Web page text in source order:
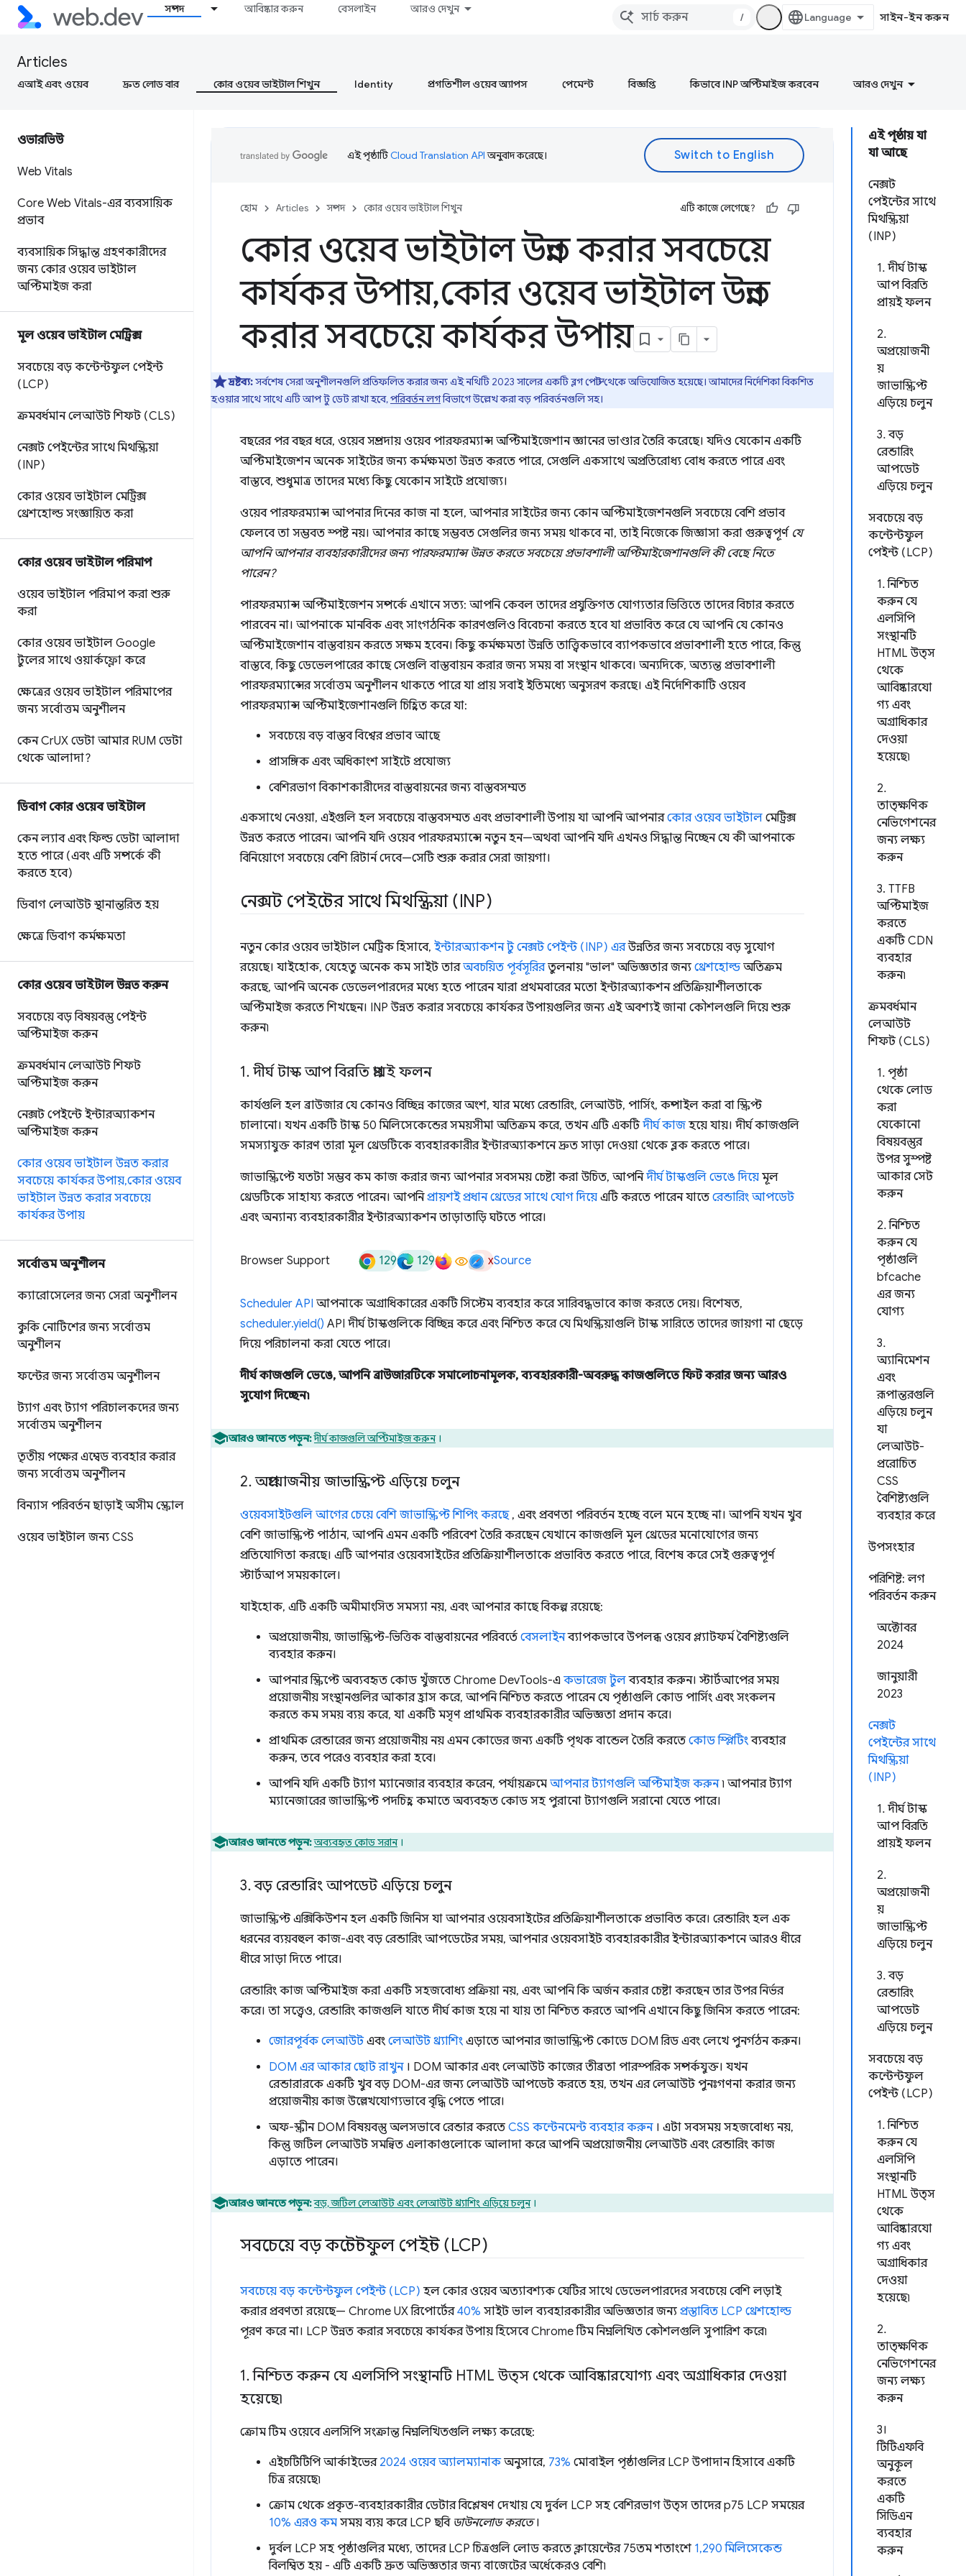
সম্পদ আবিষ্কার করুন বেসলাইন আরও দেখুন
/ সাইন-ইন করুন
Articles
এআই এবং ওয়েব দ্রুত লোড বার কোর ওয়েব ভাইটাল শিখুন Identity প্রগতিশীল ওয়েব অ্যাপস পেমেন্ট বিজ্ঞপ্তি কিভাবে INP অপ্টিমাইজ করবেন আরও দেখুন
ওভারভিউ
Web Vitals
Core Web Vitals-এর ব্যবসায়িক
প্রভাব
ব্যবসায়িক সিদ্ধান্ত গ্রহণকারীদের
জন্য কোর ওয়েব ভাইটাল
অপ্টিমাইজ করা
মূল ওয়েব ভাইটাল মেট্রিক্স
সবচেয়ে বড় কন্টেন্টফুল পেইন্ট
(LCP)
ক্রমবর্ধমান লেআউট শিফট (CLS)
নেক্সট পেইন্টের সাথে মিথস্ক্রিয়া
(INP)
কোর ওয়েব ভাইটাল মেট্রিক্স
থ্রেশহোল্ড সংজ্ঞায়িত করা
কোর ওয়েব ভাইটাল পরিমাপ
ওয়েব ভাইটাল পরিমাপ করা শুরু
করা
কোর ওয়েব ভাইটাল Google
টুলের সাথে ওয়ার্কফ্লো করে
ক্ষেত্রের ওয়েব ভাইটাল পরিমাপের
জন্য সর্বোত্তম অনুশীলন
কেন CrUX ডেটা আমার RUM ডেটা
থেকে আলাদা?
ডিবাগ কোর ওয়েব ভাইটাল
কেন ল্যাব এবং ফিল্ড ডেটা আলাদা
হতে পারে (এবং এটি সম্পর্কে কী
করতে হবে)
ডিবাগ লেআউট স্থানান্তরিত হয়
ক্ষেত্রে ডিবাগ কর্মক্ষমতা
কোর ওয়েব ভাইটাল উন্নত করুন
সবচেয়ে বড় বিষয়বস্তু পেইন্ট
অপ্টিমাইজ করুন
ক্রমবর্ধমান লেআউট শিফট
অপ্টিমাইজ করুন
নেক্সট পেইন্টে ইন্টারঅ্যাকশন
অপ্টিমাইজ করুন
কোর ওয়েব ভাইটাল উন্নত করার
সবচেয়ে কার্যকর উপায়,কোর ওয়েব
ভাইটাল উন্নত করার সবচেয়ে
কার্যকর উপায়
সর্বোত্তম অনুশীলন
ক্যারোসেলের জন্য সেরা অনুশীলন
কুকি নোটিশের জন্য সর্বোত্তম
অনুশীলন
ফন্টের জন্য সর্বোত্তম অনুশীলন
ট্যাগ এবং ট্যাগ পরিচালকদের জন্য
সর্বোত্তম অনুশীলন
তৃতীয় পক্ষের এম্বেড ব্যবহার করার
জন্য সর্বোত্তম অনুশীলন
বিন্যাস পরিবর্তন ছাড়াই অসীম স্ক্রোল
ওয়েব ভাইটাল জন্য CSS
এই পৃষ্ঠায় যা
যা আছে
নেক্সট
পেইন্টের সাথে
মিথস্ক্রিয়া
(INP)
1. দীর্ঘ টাস্ক
আপ বিরতি
প্রায়ই ফলন
2.
অপ্রয়োজনী
য়
জাভাস্ক্রিপ্ট
এড়িয়ে চলুন
3. বড়
রেন্ডারিং
আপডেট
এড়িয়ে চলুন
সবচেয়ে বড়
কন্টেন্টফুল
পেইন্ট (LCP)
1. নিশ্চিত
করুন যে
এলসিপি
সংস্থানটি
HTML উত্স
থেকে
আবিষ্কারযো
গ্য এবং
অগ্রাধিকার
দেওয়া
হয়েছে৷
2.
তাত্ক্ষণিক
নেভিগেশনের
জন্য লক্ষ্য
করুন
3. TTFB
অপ্টিমাইজ
করতে
একটি CDN
ব্যবহার
করুন৷
ক্রমবর্ধমান
লেআউট
শিফট (CLS)
1. পৃষ্ঠা
থেকে লোড
করা
যেকোনো
বিষয়বস্তুর
উপর সুস্পষ্ট
আকার সেট
করুন
2. নিশ্চিত
করুন যে
পৃষ্ঠাগুলি
bfcache
এর জন্য
যোগ্য
3.
অ্যানিমেশন
এবং
রূপান্তরগুলি
এড়িয়ে চলুন
যা
লেআউট-
প্ররোচিত
CSS
বৈশিষ্ট্যগুলি
ব্যবহার করে
উপসংহার
পরিশিষ্ট: লগ
পরিবর্তন করুন
অক্টোবর
2024
জানুয়ারী
2023
নেক্সট
পেইন্টের সাথে
মিথস্ক্রিয়া
(INP)
1. দীর্ঘ টাস্ক
আপ বিরতি
প্রায়ই ফলন
2.
অপ্রয়োজনী
য়
জাভাস্ক্রিপ্ট
এড়িয়ে চলুন
3. বড়
রেন্ডারিং
আপডেট
এড়িয়ে চলুন
সবচেয়ে বড়
কন্টেন্টফুল
পেইন্ট (LCP)
1. নিশ্চিত
করুন যে
এলসিপি
সংস্থানটি
HTML উত্স
থেকে
আবিষ্কারযো
গ্য এবং
অগ্রাধিকার
দেওয়া
হয়েছে৷
2.
তাত্ক্ষণিক
নেভিগেশনের
জন্য লক্ষ্য
করুন
3।
টিটিএফবি
অনুকূল
করতে
একটি
সিডিএন
ব্যবহার
করুন
এই পৃষ্ঠাটিCloud Translation APIঅনুবাদ করেছে।
হোম Articles সম্পদ কোর ওয়েব ভাইটাল শিখুন এটি কাজে লেগেছে?
কোর ওয়েব ভাইটাল উন্নত করার সবচেয়ে
কার্যকর উপায়,কোর ওয়েব ভাইটাল উন্নত
করার সবচেয়ে কার্যকর উপায়
দ্রষ্টব্য:সর্বশেষ সেরা অনুশীলনগুলি প্রতিফলিত করার জন্য এই নথিটি 2023 সালের একটি ব্লগ পোস্ট থেকে অভিযোজিত হয়েছে। আমাদের নির্দেশিকা বিকশিত
হওয়ার সাথে সাথে এটি আপ টু ডেট রাখা হবে,পরিবর্তন লগবিভাগে উল্লেখ করা বড় পরিবর্তনগুলি সহ।
বছরের পর বছর ধরে, ওয়েব সম্প্রদায় ওয়েব পারফরম্যান্স অপ্টিমাইজেশান জ্ঞানের ভাণ্ডার তৈরি করেছে। যদিও যেকোন একটি
অপ্টিমাইজেশন অনেক সাইটের জন্য কর্মক্ষমতা উন্নত করতে পারে, সেগুলি একসাথে অপ্রতিরোধ্য বোধ করতে পারে এবং
বাস্তবে, শুধুমাত্র তাদের মধ্যে কিছু যেকোন সাইটে প্রযোজ্য।
ওয়েব পারফরম্যান্স আপনার দিনের কাজ না হলে, আপনার সাইটের জন্য কোন অপ্টিমাইজেশনগুলি সবচেয়ে বেশি প্রভাব
ফেলবে তা সম্ভবত স্পষ্ট নয়। আপনার কাছে সম্ভবত সেগুলির জন্য সময় থাকবে না, তাই নিজেকে জিজ্ঞাসা করা গুরুত্বপূর্ণ যে
আপনি আপনার ব্যবহারকারীদের জন্য পারফরম্যান্স উন্নত করতে সবচেয়ে প্রভাবশালী অপ্টিমাইজেশানগুলি কী বেছে নিতে
পারেন?
পারফরম্যান্স অপ্টিমাইজেশন সম্পর্কে এখানে সত্য: আপনি কেবল তাদের প্রযুক্তিগত যোগ্যতার ভিত্তিতে তাদের বিচার করতে
পারবেন না। আপনাকে মানবিক এবং সাংগঠনিক কারণগুলিও বিবেচনা করতে হবে যা প্রভাবিত করে যে আপনি যে কোনও
অপ্টিমাইজেশান বাস্তবায়ন করতে সক্ষম হবেন। কিছু কর্মক্ষমতা উন্নতি তাত্ত্বিকভাবে ব্যাপকভাবে প্রভাবশালী হতে পারে, কিন্তু
বাস্তবে, কিছু ডেভেলপারের কাছে সেগুলি বাস্তবায়ন করার জন্য সময় বা সংস্থান থাকবে। অন্যদিকে, অত্যন্ত প্রভাবশালী
পারফরম্যান্সের সর্বোত্তম অনুশীলন থাকতে পারে যা প্রায় সবাই ইতিমধ্যে অনুসরণ করছে। এই নির্দেশিকাটি ওয়েব
পারফরম্যান্স অপ্টিমাইজেশানগুলি চিহ্নিত করে যা:
সবচেয়ে বড় বাস্তব বিশ্বের প্রভাব আছে
প্রাসঙ্গিক এবং অধিকাংশ সাইটে প্রযোজ্য
বেশিরভাগ বিকাশকারীদের বাস্তবায়নের জন্য বাস্তবসম্মত
একসাথে নেওয়া, এইগুলি হল সবচেয়ে বাস্তবসম্মত এবং প্রভাবশালী উপায় যা আপনি আপনারকোর ওয়েব ভাইটাল মেট্রিক্স
উন্নত করতে পারেন। আপনি যদি ওয়েব পারফরম্যান্সে নতুন হন—অথবা আপনি যদি এখনও সিদ্ধান্ত নিচ্ছেন যে কী আপনাকে
বিনিয়োগে সবচেয়ে বেশি রিটার্ন দেবে—সেটি শুরু করার সেরা জায়গা।
নেক্সট পেইন্টের সাথে মিথস্ক্রিয়া (INP)
নতুন কোর ওয়েব ভাইটাল মেট্রিক হিসাবে, ইন্টারঅ্যাকশন টু নেক্সট পেইন্ট (INP) এরউন্নতির জন্য সবচেয়ে বড় সুযোগ
রয়েছে। যাইহোক, যেহেতু অনেক কম সাইট তারঅবচয়িত পূর্বসূরিরতুলনায় "ভাল" অভিজ্ঞতার জন্য থ্রেশহোল্ডঅতিক্রম
করছে, আপনি অনেক ডেভেলপারদের মধ্যে হতে পারেন যারা প্রথমবারের মতো ইন্টারঅ্যাকশন প্রতিক্রিয়াশীলতাকে
অপ্টিমাইজ করতে শিখছেন। INP উন্নত করার সবচেয়ে কার্যকর উপায়গুলির জন্য এই অবশ্যই জানা কৌশলগুলি দিয়ে শুরু
করুন৷
1. দীর্ঘ টাস্ক আপ বিরতি প্রায়ই ফলন
কার্যগুলি হল ব্রাউজার যে কোনও বিচ্ছিন্ন কাজের অংশ, যার মধ্যে রেন্ডারিং, লেআউট, পার্সিং, কম্পাইল করা বা স্ক্রিপ্ট
চালানো। যখন একটি টাস্ক 50 মিলিসেকেন্ডের সময়সীমা অতিক্রম করে, তখন এটি একটিদীর্ঘ কাজ হয়ে যায়। দীর্ঘ কাজগুলি
সমস্যাযুক্ত কারণ তারা মূল থ্রেডটিকে ব্যবহারকারীর ইন্টারঅ্যাকশনে দ্রুত সাড়া দেওয়া থেকে ব্লক করতে পারে।
জাভাস্ক্রিপ্টে যতটা সম্ভব কম কাজ করার জন্য আপনার সবসময় চেষ্টা করা উচিত, আপনিদীর্ঘ টাস্কগুলি ভেঙে দিয়ে মূল
থ্রেডটিকে সাহায্য করতে পারেন। আপনিপ্রায়শই প্রধান থ্রেডের সাথে যোগ দিয়ে এটি করতে পারেন যাতে রেন্ডারিং আপডেট
এবং অন্যান্য ব্যবহারকারীর ইন্টারঅ্যাকশন তাড়াতাড়ি ঘটতে পারে।
Browser Support 129 129 xSource
Scheduler API আপনাকে অগ্রাধিকারের একটি সিস্টেম ব্যবহার করে সারিবদ্ধভাবে কাজ করতে দেয়। বিশেষত,
scheduler.yield() API দীর্ঘ টাস্কগুলিকে বিচ্ছিন্ন করে এবং নিশ্চিত করে যে মিথস্ক্রিয়াগুলি টাস্ক সারিতে তাদের জায়গা না ছেড়ে
দিয়ে পরিচালনা করা যেতে পারে।
দীর্ঘ কাজগুলি ভেঙে, আপনি ব্রাউজারটিকে সমালোচনামূলক, ব্যবহারকারী-অবরুদ্ধ কাজগুলিতে ফিট করার জন্য আরও
সুযোগ দিচ্ছেন৷
আরও জানতে পড়ুন:দীর্ঘ কাজগুলি অপ্টিমাইজ করুন।
2.অপ্রয়োজনীয় জাভাস্ক্রিপ্ট এড়িয়ে চলুন
ওয়েবসাইটগুলি আগের চেয়ে বেশি জাভাস্ক্রিপ্ট শিপিং করছে, এবং প্রবণতা পরিবর্তন হচ্ছে বলে মনে হচ্ছে না। আপনি যখন খুব
বেশি জাভাস্ক্রিপ্ট পাঠান, আপনি এমন একটি পরিবেশ তৈরি করছেন যেখানে কাজগুলি মূল থ্রেডের মনোযোগের জন্য
প্রতিযোগিতা করছে। এটি আপনার ওয়েবসাইটের প্রতিক্রিয়াশীলতাকে প্রভাবিত করতে পারে, বিশেষ করে সেই গুরুত্বপূর্ণ
স্টার্টআপ সময়কালে।
যাইহোক, এটি একটি অমীমাংসিত সমস্যা নয়, এবং আপনার কাছে বিকল্প রয়েছে:
অপ্রয়োজনীয়, জাভাস্ক্রিপ্ট-ভিত্তিক বাস্তবায়নের পরিবর্তে বেসলাইনব্যাপকভাবে উপলব্ধ ওয়েব প্ল্যাটফর্ম বৈশিষ্ট্যগুলি
ব্যবহার করুন।
আপনার স্ক্রিপ্টে অব্যবহৃত কোড খুঁজতে Chrome DevTools-এ কভারেজ টুলব্যবহার করুন। স্টার্টআপের সময়
প্রয়োজনীয় সংস্থানগুলির আকার হ্রাস করে, আপনি নিশ্চিত করতে পারেন যে পৃষ্ঠাগুলি কোড পার্সিং এবং সংকলন
করতে কম সময় ব্যয় করে, যা একটি মসৃণ প্রাথমিক ব্যবহারকারীর অভিজ্ঞতা প্রদান করে।
প্রাথমিক রেন্ডারের জন্য প্রয়োজনীয় নয় এমন কোডের জন্য একটি পৃথক বান্ডেল তৈরি করতে কোড স্প্লিটিংব্যবহার
করুন, তবে পরেও ব্যবহার করা হবে।
আপনি যদি একটি ট্যাগ ম্যানেজার ব্যবহার করেন, পর্যায়ক্রমে আপনার ট্যাগগুলি অপ্টিমাইজ করুন৷ আপনার ট্যাগ
ম্যানেজারের জাভাস্ক্রিপ্ট পদচিহ্ন কমাতে অব্যবহৃত কোড সহ পুরানো ট্যাগগুলি সরানো যেতে পারে।
আরও জানতে পড়ুন:অব্যবহৃত কোড সরান।
3.বড় রেন্ডারিং আপডেট এড়িয়ে চলুন
জাভাস্ক্রিপ্ট এক্সিকিউশন হল একটি জিনিস যা আপনার ওয়েবসাইটের প্রতিক্রিয়াশীলতাকে প্রভাবিত করে। রেন্ডারিং হল এক
ধরনের ব্যয়বহুল কাজ-এবং বড় রেন্ডারিং আপডেটের সময়, আপনার ওয়েবসাইট ব্যবহারকারীর ইন্টারঅ্যাকশনে আরও ধীরে
ধীরে সাড়া দিতে পারে।
রেন্ডারিং কাজ অপ্টিমাইজ করা একটি সহজবোধ্য প্রক্রিয়া নয়, এবং আপনি কি অর্জন করার চেষ্টা করছেন তার উপর নির্ভর
করে। তা সত্ত্বেও, রেন্ডারিং কাজগুলি যাতে দীর্ঘ কাজ হয়ে না যায় তা নিশ্চিত করতে আপনি এখানে কিছু জিনিস করতে পারেন:
জোরপূর্বক লেআউটএবং লেআউট থ্র্যাশিং এড়াতে আপনার জাভাস্ক্রিপ্ট কোডে DOM রিড এবং লেখে পুনর্গঠন করুন।
DOM এর আকার ছোট রাখুন। DOM আকার এবং লেআউট কাজের তীব্রতা পারস্পরিক সম্পর্কযুক্ত। যখন
রেন্ডারারকে একটি খুব বড় DOM-এর জন্য লেআউট আপডেট করতে হয়, তখন এর লেআউট পুনঃগণনা করার জন্য
প্রয়োজনীয় কাজ উল্লেখযোগ্যভাবে বৃদ্ধি পেতে পারে।
অফ-স্ক্রীন DOM বিষয়বস্তু অলসভাবে রেন্ডার করতে CSS কন্টেনমেন্ট ব্যবহার করুন। এটা সবসময় সহজবোধ্য নয়,
কিন্তু জটিল লেআউট সমন্বিত এলাকাগুলোকে আলাদা করে আপনি অপ্রয়োজনীয় লেআউট এবং রেন্ডারিং কাজ
এড়াতে পারেন।
আরও জানতে পড়ুন:বড়, জটিল লেআউট এবং লেআউট থ্র্যাশিং এড়িয়ে চলুন।
সবচেয়ে বড় কন্টেন্টফুল পেইন্ট (LCP)
সবচেয়ে বড় কন্টেন্টফুল পেইন্ট (LCP) হল কোর ওয়েব অত্যাবশ্যক যেটির সাথে ডেভেলপারদের সবচেয়ে বেশি লড়াই
করার প্রবণতা রয়েছে— Chrome UX রিপোর্টের40% সাইট ভাল ব্যবহারকারীর অভিজ্ঞতার জন্য প্রস্তাবিত LCP থ্রেশহোল্ড
পূরণ করে না। LCP উন্নত করার সবচেয়ে কার্যকর উপায় হিসেবে Chrome টিম নিম্নলিখিত কৌশলগুলি সুপারিশ করে৷
1.নিশ্চিত করুন যে এলসিপি সংস্থানটি HTML উত্স থেকে আবিষ্কারযোগ্য এবং অগ্রাধিকার দেওয়া
হয়েছে৷
ক্রোম টিম ওয়েবে এলসিপি সংক্রান্ত নিম্নলিখিতগুলি লক্ষ্য করেছে:
এইচটিটিপি আর্কাইভের 2024 ওয়েব অ্যালম্যানাকঅনুসারে, 73% মোবাইল পৃষ্ঠাগুলির LCP উপাদান হিসাবে একটি
চিত্র রয়েছে৷
ক্রোম থেকে প্রকৃত-ব্যবহারকারীর ডেটার বিশ্লেষণ দেখায় যে দুর্বল LCP সহ বেশিরভাগ উত্স তাদের p75 LCP সময়ের
10% এরও কম সময় ব্যয় করে LCP ছবি ডাউনলোড করতে।
দুর্বল LCP সহ পৃষ্ঠাগুলির মধ্যে, তাদের LCP চিত্রগুলি লোড করতে ক্লায়েন্টের 75তম শতাংশে 1,290 মিলিসেকেন্ড
বিলম্বিত হয় - এটি একটি দ্রুত অভিজ্ঞতার জন্য বাজেটের অর্ধেকেরও বেশি৷